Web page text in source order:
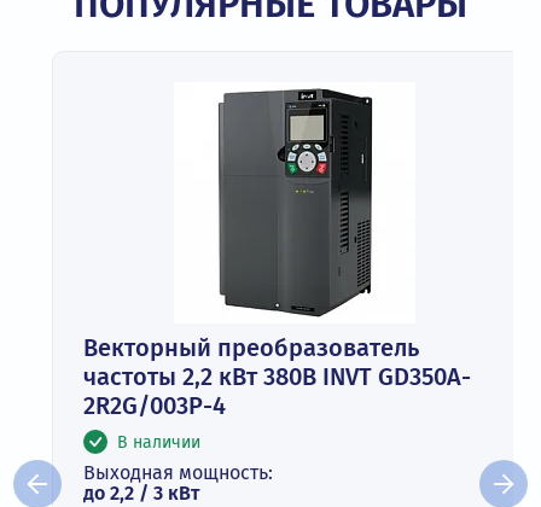
Векторный преобразователь
частоты 2,2 кВт 380В INVT GD350A-
2R2G/003P-4
В наличии
Выходная мощность:
до 2,2 / 3 кВт